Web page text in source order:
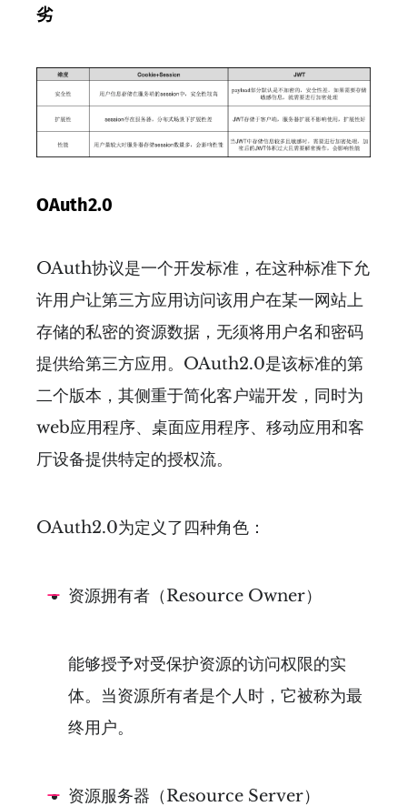
劣
OAuth2.0
OAuth协议是一个开发标准，在这种标准下允
许用户让第三方应用访问该用户在某一网站上
存储的私密的资源数据，无须将用户名和密码
提供给第三方应用。OAuth2.0是该标准的第
二个版本，其侧重于简化客户端开发，同时为
web应用程序、桌面应用程序、移动应用和客
厅设备提供特定的授权流。
OAuth2.0为定义了四种角色：
资源拥有者（Resource Owner）
能够授予对受保护资源的访问权限的实
体。当资源所有者是个人时，它被称为最
终用户。
资源服务器（Resource Server）